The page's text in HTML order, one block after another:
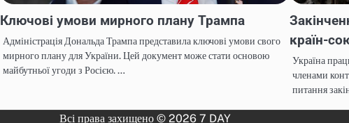
Ключові умови мирного плану Трампа
Адміністрація Дональда Трампа представила ключові умови свого
мирного плану для України. Цей документ може стати основою
майбутньої угоди з Росією. …
країн-
Україна
членами
питання
Всі права захищено © 2026 7 DAY